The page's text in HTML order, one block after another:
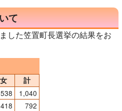
て
した笠置町長選挙の結果をお
女
計
538 1,040
418 792